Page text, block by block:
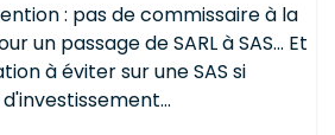
: pas de commissaire à la
un passage de SARL à SAS... Et
à éviter sur une SAS si